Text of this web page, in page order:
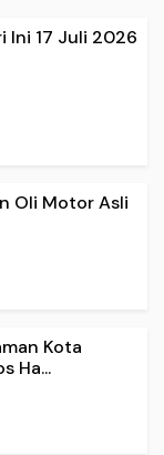
Ini 17 Juli 2026
Oli Motor Asli
Kota
Ha...